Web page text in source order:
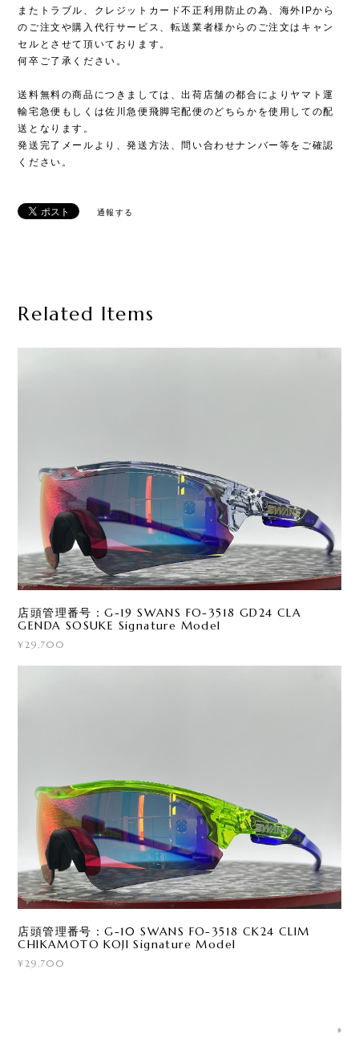
またトラブル、クレジットカード不正利用防止の為、海外IPから
のご注文や購入代行サービス、転送業者様からのご注文はキャン
セルとさせて頂いております。
何卒ご了承ください。
送料無料の商品につきましては、出荷店舗の都合によりヤマト運
輸宅急便もしくは佐川急便飛脚宅配便のどちらかを使用しての配
送となります。
発送完了メールより、発送方法、問い合わせナンバー等をご確認
ください。
通報する
Related Items
店頭管理番号：G-19 SWANS FO-3518 GD24 CLA
GENDA SOSUKE Signature Model
¥29,700
店頭管理番号：G-10 SWANS FO-3518 CK24 CLIM
CHIKAMOTO KOJI Signature Model
¥29,700